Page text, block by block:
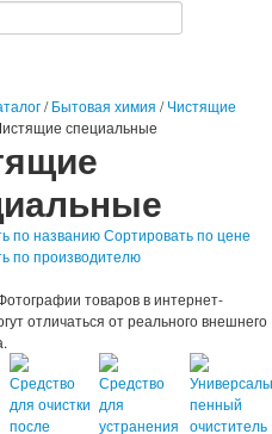
/Бытовая химия /Чистящие
специальные
по названию Сортировать по цене
по производителю
товаров в интернет-
отличаться от реального внешнего